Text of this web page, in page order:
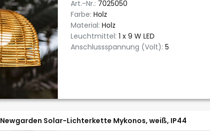
Art.-Nr.: 7025050
Farbe: Holz
Material: Holz
Leuchtmittel: 1 x 9 W LED
Anschlussspannung (Volt): 5
Newgarden Solar-Lichterkette Mykonos, weiß, IP44